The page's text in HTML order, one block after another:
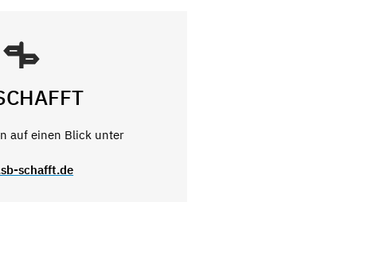
auf einen Blick unter
schafft.de